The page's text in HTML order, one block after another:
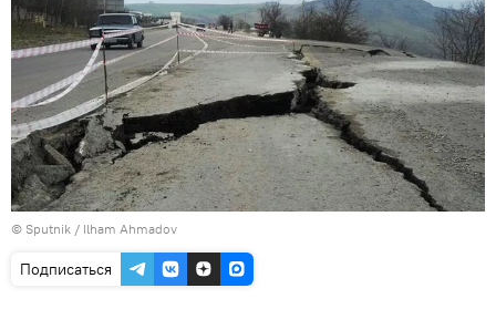
© Sputnik / Ilham Ahmadov
Подписаться